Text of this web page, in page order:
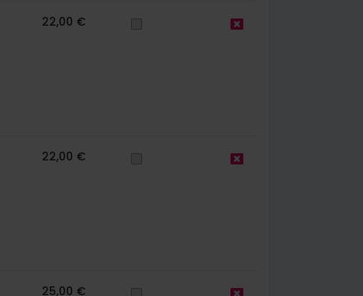
22,00 €
22,00 €
25,00 €